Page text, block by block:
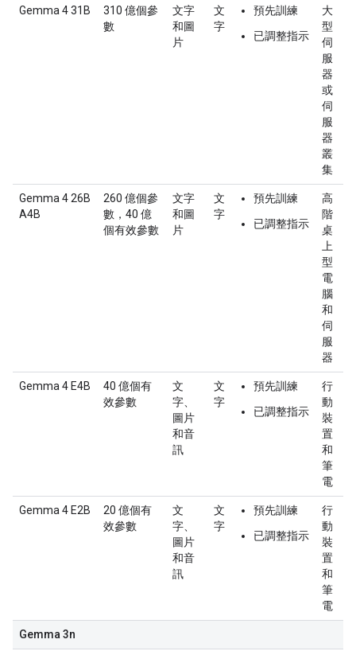
Gemma 4 31B
310 億個參
數
文字
和圖
片
文
字
預先訓練
已調整指示
大
型
伺
服
器
或
伺
服
器
叢
集
Gemma 4 26B
A4B
260 億個參
數，40 億
個有效參數
文字
和圖
片
文
字
預先訓練
已調整指示
高
階
桌
上
型
電
腦
和
伺
服
器
Gemma 4 E4B
40 億個有
效參數
文
字、
圖片
和音
訊
文
字
預先訓練
已調整指示
行
動
裝
置
和
筆
電
Gemma 4 E2B
20 億個有
效參數
文
字、
圖片
和音
訊
文
字
預先訓練
已調整指示
行
動
裝
置
和
筆
電
Gemma 3n